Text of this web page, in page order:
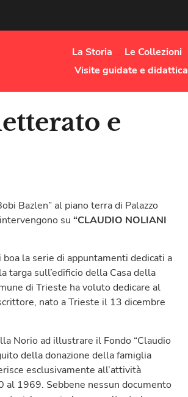
La Storia Le Collezioni
Visite guidate e didattica
e
Bazlen” al piano terra di Palazzo
intervengono su “CLAUDIO NOLIANI
la serie di appuntamenti dedicati a
targa sull’edificio della Casa della
di Trieste ha voluto dedicare al
nato a Trieste il 13 dicembre
Norio ad illustrare il Fondo “Claudio
della donazione della famiglia
esclusivamente all’attività
al 1969. Sebbene nessun documento